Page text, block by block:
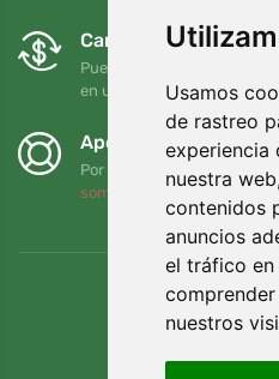
Usamos
de rastreo
experiencia
nuestra
contenidos
anuncios
el tráfico en
nuestros
Cambios y
Puede devolver o cambiar
en un plazo de 90 días
Apoyamos a
Por cada pedido
somos